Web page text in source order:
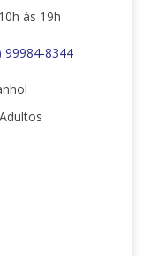
às 19h
99984-8344